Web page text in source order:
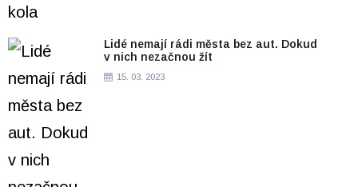
Lidé nemají rádi města bez aut. Dokud
v nich nezačnou žít
15. 03. 2023